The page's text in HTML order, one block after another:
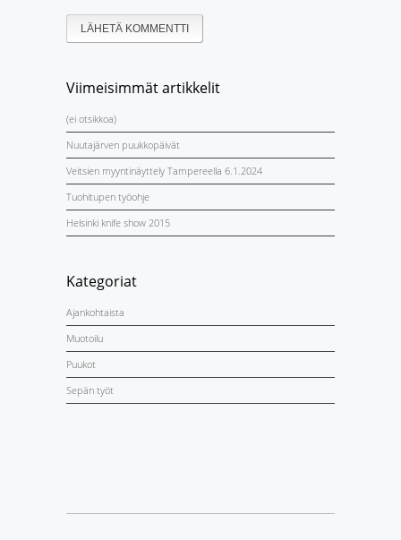
Viimeisimmät artikkelit
(ei otsikkoa)
Nuutajärven puukkopäivät
Veitsien myyntinäyttely Tampereella 6.1.2024
Tuohitupen työohje
Helsinki knife show 2015
Kategoriat
Ajankohtaista
Muotoilu
Puukot
Sepän työt